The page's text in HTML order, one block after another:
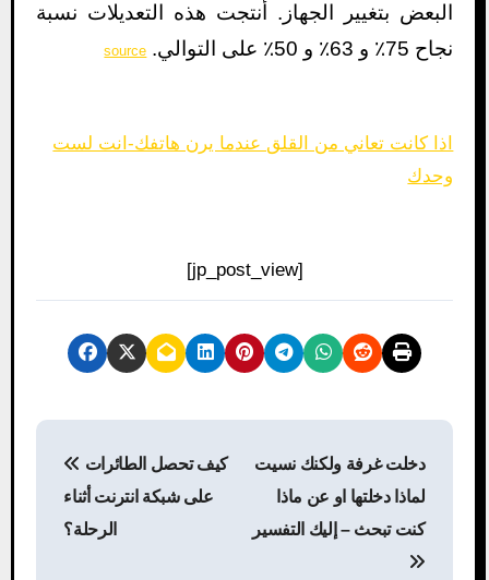
البعض بتغيير الجهاز. أنتجت هذه التعديلات نسبة
نجاح 75٪ و 63٪ و 50٪ على التوالي.
source
اذا كانت تعاني من القلق عندما يرن هاتفك-انت لست
وحدك
[jp_post_view]
على شبكة انترنت أثناء
الرحلة؟
دخلت غرفة ولكنك نسيت
لماذا دخلتها او عن ماذا
كنت تبحث – إليك التفسير